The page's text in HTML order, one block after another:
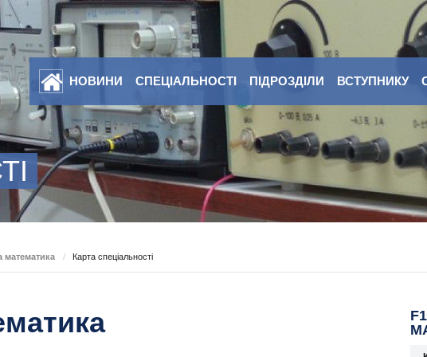
НОВИНИ СПЕЦІАЛЬНОСТІ ПІДРОЗДІЛИ ВСТУПНИКУ
математика / Карта спеціальності